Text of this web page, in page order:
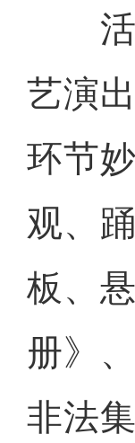
活
艺演
环节
观、
板、
册》
非法